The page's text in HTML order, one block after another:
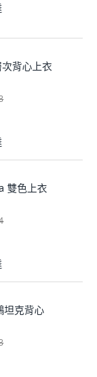
背心上衣
雙色上衣
坦克背心